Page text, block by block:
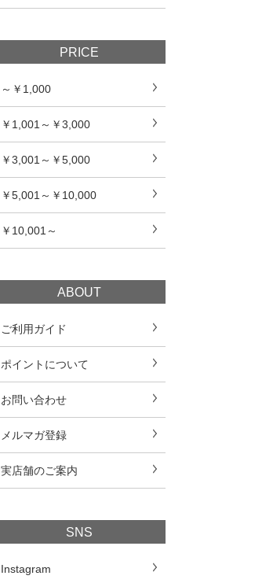
PRICE
～￥1,000
￥1,001～￥3,000
￥3,001～￥5,000
￥5,001～￥10,000
￥10,001～
ABOUT
ご利用ガイド
ポイントについて
お問い合わせ
メルマガ登録
実店舗のご案内
SNS
Instagram